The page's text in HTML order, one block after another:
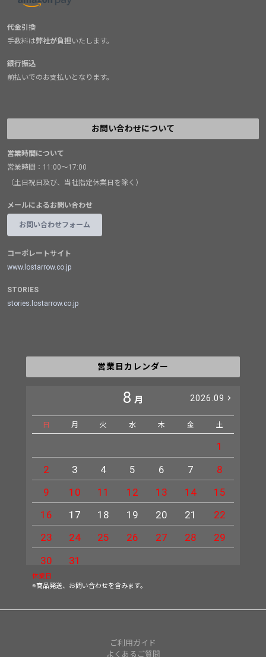
代金引換
手数料は弊社が負担いたします。
銀行振込
前払いでのお支払いとなります。
お問い合わせについて
営業時間について
営業時間：11:00～17:00
（土日祝日及び、当社指定休業日を除く）
メールによるお問い合わせ
お問い合わせフォーム
コーポレートサイト
www.lostarrow.co.jp
STORIES
stories.lostarrow.co.jp
営業日カレンダー
8 月 2026.09
日 月 火 水 木 金 土
1
2
3 4 5 6 7
8
9
10 11 12 13 14
15
16
17 18 19 20 21
22
23
24 25 26 27 28
29
30
31
休業日
※商品発送、お問い合わせを含みます。
ご利用ガイド
よくあるご質問